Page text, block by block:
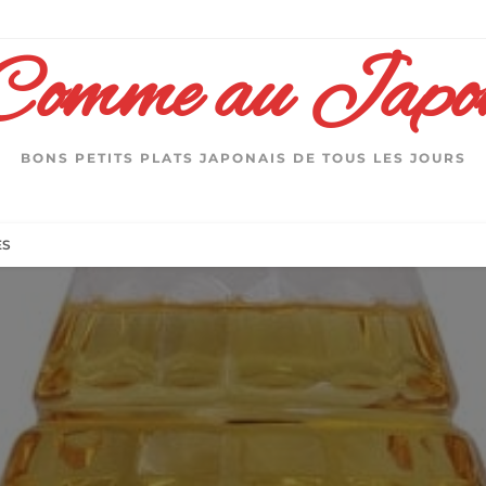
au
BONS PETITS PLATS JAPONAIS DE TOUS LES JOURS